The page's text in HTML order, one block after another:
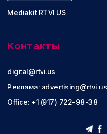
Mediakit RTVI US
Контакты
digital@rtvi.us
Реклама: advertising@rtvi.us
Office: +1 (917) 722-98-38